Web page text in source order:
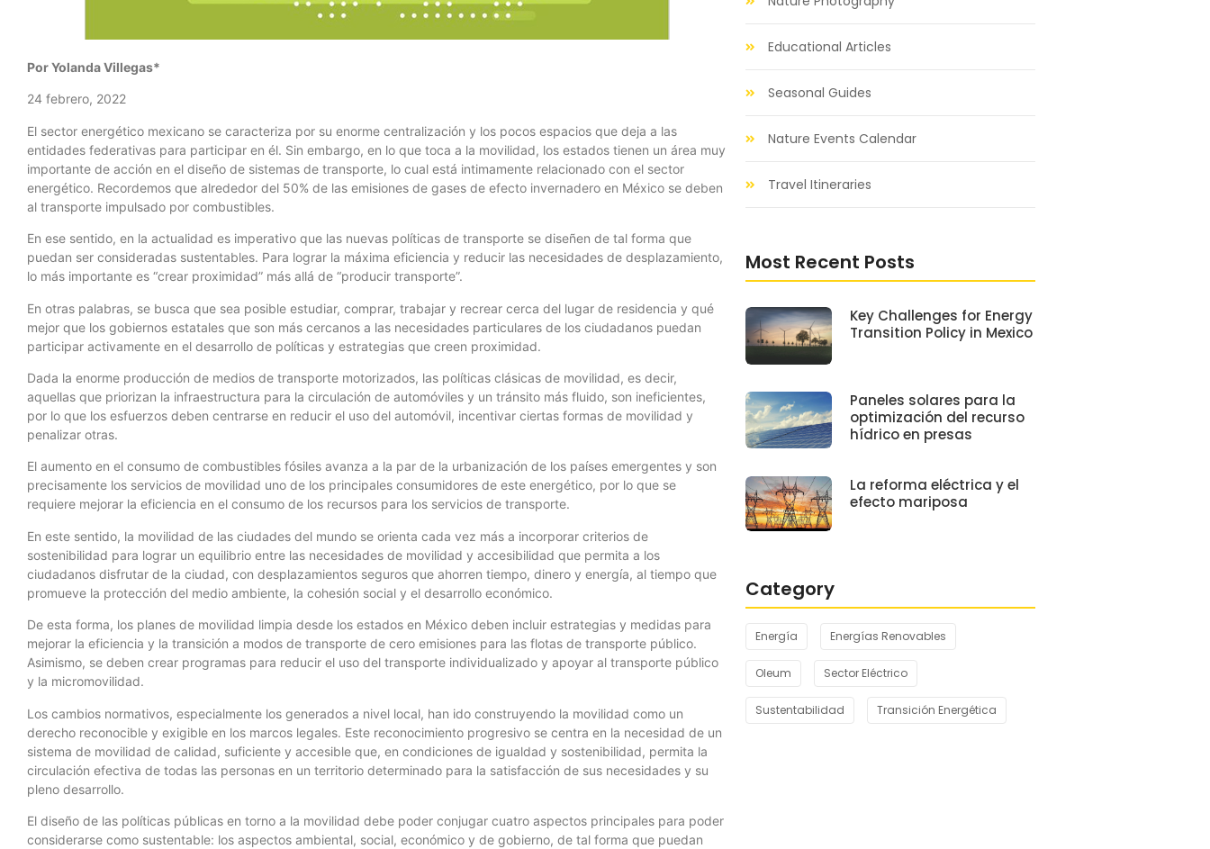
Por Yolanda Villegas*
24 febrero, 2022
El sector energético mexicano se caracteriza por su enorme centralización y los pocos espacios que deja a las
entidades federativas para participar en él. Sin embargo, en lo que toca a la movilidad, los estados tienen un área muy
importante de acción en el diseño de sistemas de transporte, lo cual está intimamente relacionado con el sector
energético. Recordemos que alrededor del 50% de las emisiones de gases de efecto invernadero en México se deben
al transporte impulsado por combustibles.
En ese sentido, en la actualidad es imperativo que las nuevas políticas de transporte se diseñen de tal forma que
puedan ser consideradas sustentables. Para lograr la máxima eficiencia y reducir las necesidades de desplazamiento,
lo más importante es “crear proximidad” más allá de “producir transporte”.
En otras palabras, se busca que sea posible estudiar, comprar, trabajar y recrear cerca del lugar de residencia y qué
mejor que los gobiernos estatales que son más cercanos a las necesidades particulares de los ciudadanos puedan
participar activamente en el desarrollo de políticas y estrategias que creen proximidad.
Dada la enorme producción de medios de transporte motorizados, las políticas clásicas de movilidad, es decir,
aquellas que priorizan la infraestructura para la circulación de automóviles y un tránsito más fluido, son ineficientes,
por lo que los esfuerzos deben centrarse en reducir el uso del automóvil, incentivar ciertas formas de movilidad y
penalizar otras.
El aumento en el consumo de combustibles fósiles avanza a la par de la urbanización de los países emergentes y son
precisamente los servicios de movilidad uno de los principales consumidores de este energético, por lo que se
requiere mejorar la eficiencia en el consumo de los recursos para los servicios de transporte.
En este sentido, la movilidad de las ciudades del mundo se orienta cada vez más a incorporar criterios de
sostenibilidad para lograr un equilibrio entre las necesidades de movilidad y accesibilidad que permita a los
ciudadanos disfrutar de la ciudad, con desplazamientos seguros que ahorren tiempo, dinero y energía, al tiempo que
promueve la protección del medio ambiente, la cohesión social y el desarrollo económico.
De esta forma, los planes de movilidad limpia desde los estados en México deben incluir estrategias y medidas para
mejorar la eficiencia y la transición a modos de transporte de cero emisiones para las flotas de transporte público.
Asimismo, se deben crear programas para reducir el uso del transporte individualizado y apoyar al transporte público
y la micromovilidad.
Los cambios normativos, especialmente los generados a nivel local, han ido construyendo la movilidad como un
derecho reconocible y exigible en los marcos legales. Este reconocimiento progresivo se centra en la necesidad de un
sistema de movilidad de calidad, suficiente y accesible que, en condiciones de igualdad y sostenibilidad, permita la
circulación efectiva de todas las personas en un territorio determinado para la satisfacción de sus necesidades y su
pleno desarrollo.
El diseño de las políticas públicas en torno a la movilidad debe poder conjugar cuatro aspectos principales para poder
considerarse como sustentable: los aspectos ambiental, social, económico y de gobierno, de tal forma que puedan
Educational Articles
Seasonal Guides
Nature Events Calendar
Travel Itineraries
Most Recent Posts
Key Challenges for Energy
Transition Policy in Mexico
Paneles solares para la
optimización del recurso
hídrico en presas
La reforma eléctrica y el
efecto mariposa
Category
Energía Energías Renovables
Oleum Sector Eléctrico
Sustentabilidad Transición Energética